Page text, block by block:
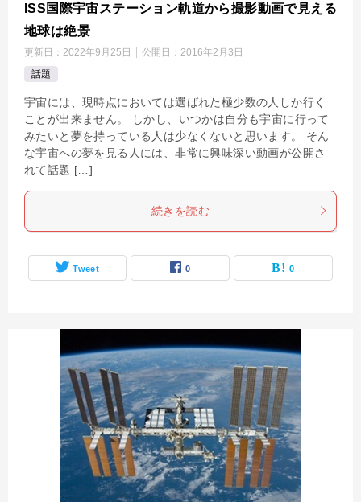
ISS国際宇宙ステーション軌道から撮影動画で見える
地球は絶景
更新日： 2022年9月25日 公開日： 2016年2月3日
話題
宇宙には、現時点においては選ばれた極少数の人しか行く
ことが出来ません。 しかし、いつかは自分も宇宙に行って
みたいと夢を持っている人は少なくないと思います。 そん
な宇宙への夢を見る人には、非常に興味深い動画が公開さ
れて話題 […]
続きを読む
Tweet 0 0